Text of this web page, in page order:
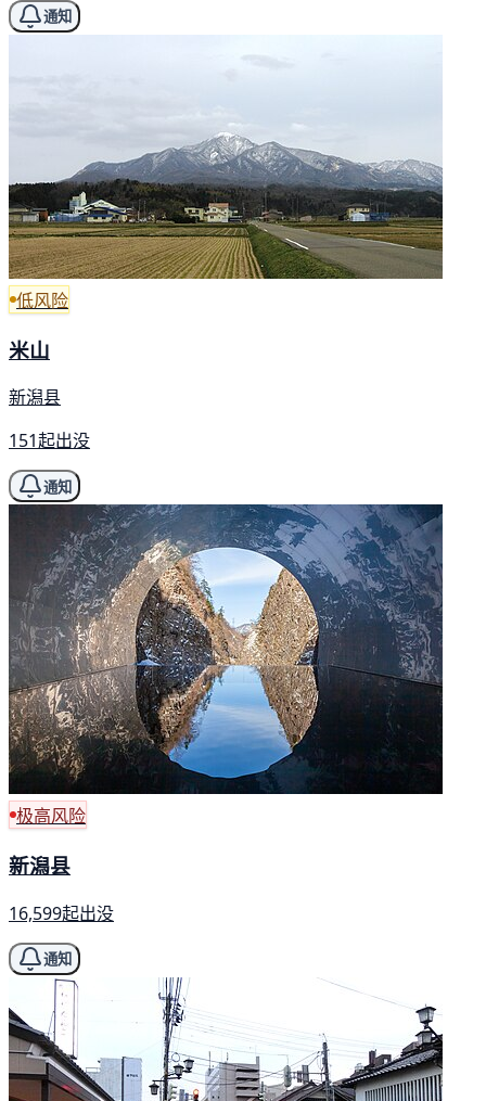
通知
低风险
米山
新潟县
151起出没
通知
极高风险
新潟县
16,599起出没
通知